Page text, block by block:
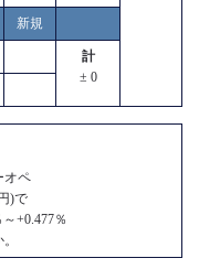
新規
計
± 0
オペ
)で
+0.477％